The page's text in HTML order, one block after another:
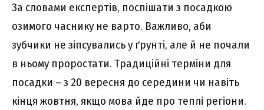
За словами експертів, поспішати з посадкою
озимого часнику не варто. Важливо, аби
зубчики не зіпсувались у ґрунті, але й не почали
в ньому проростати. Традиційні терміни для
посадки – з 20 вересня до середини чи навіть
кінця жовтня, якщо мова йде про теплі регіони.